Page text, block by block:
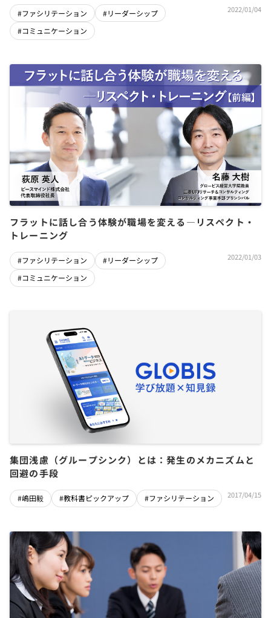
#ファシリテーション
#リーダーシップ
#コミュニケーション
2022/01/04
フラットに話し合う体験が職場を変える―リスペクト・
トレーニング
#ファシリテーション
#リーダーシップ
#コミュニケーション
2022/01/03
集団浅慮（グループシンク）とは：発生のメカニズムと
回避の手段
#嶋田毅 #教科書ピックアップ #ファシリテーション 2017/04/15